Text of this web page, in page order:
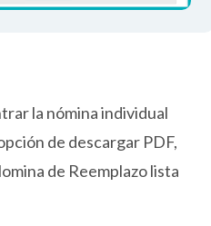
la nómina individual
de descargar PDF,
de Reemplazo lista